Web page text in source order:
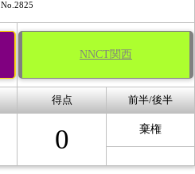
No.2825
NNCT関西
得点 前半/後半
0 棄権